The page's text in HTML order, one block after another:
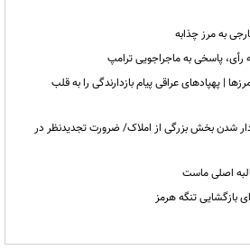
به مرز چذابه
رأی، پاسخی به ماجراجویی ترامپ
| پهپادهای عراقی پیام بازدارندگی را به قلب
شدن بخش بزرگی از املاک/ ضرورت تجدیدنظر در
اصلی ماست
بازگشایی تنگه هرمز